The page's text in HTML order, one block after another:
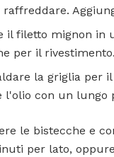
raffreddare.
il filetto mignon in
per il
la griglia per
l'olio con un lungo
le bistecche e
per lato,